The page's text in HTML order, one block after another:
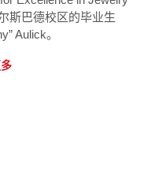
斯巴德校区的毕业生
Aulick。